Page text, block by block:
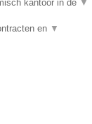
kantoor in de ▼
en ▼